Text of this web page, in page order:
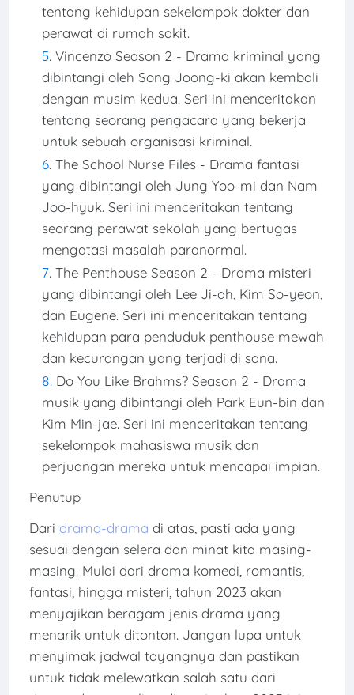
tentang kehidupan sekelompok dokter dan
perawat di rumah sakit.
Vincenzo Season 2 - Drama kriminal yang
dibintangi oleh Song Joong-ki akan kembali
dengan musim kedua. Seri ini menceritakan
tentang seorang pengacara yang bekerja
untuk sebuah organisasi kriminal.
The School Nurse Files - Drama fantasi
yang dibintangi oleh Jung Yoo-mi dan Nam
Joo-hyuk. Seri ini menceritakan tentang
seorang perawat sekolah yang bertugas
mengatasi masalah paranormal.
The Penthouse Season 2 - Drama misteri
yang dibintangi oleh Lee Ji-ah, Kim So-yeon,
dan Eugene. Seri ini menceritakan tentang
kehidupan para penduduk penthouse mewah
dan kecurangan yang terjadi di sana.
Do You Like Brahms? Season 2 - Drama
musik yang dibintangi oleh Park Eun-bin dan
Kim Min-jae. Seri ini menceritakan tentang
sekelompok mahasiswa musik dan
perjuangan mereka untuk mencapai impian.
Penutup
Dari drama-drama di atas, pasti ada yang
sesuai dengan selera dan minat kita masing-
masing. Mulai dari drama komedi, romantis,
fantasi, hingga misteri, tahun 2023 akan
menyajikan beragam jenis drama yang
menarik untuk ditonton. Jangan lupa untuk
menyimak jadwal tayangnya dan pastikan
untuk tidak melewatkan salah satu dari